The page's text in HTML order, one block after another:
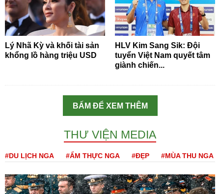
Lý Nhã Kỳ và khối tài sản
khổng lồ hàng triệu USD
HLV Kim Sang Sik: Đội
tuyển Việt Nam quyết tâm
giành chiến...
BẤM ĐỂ XEM THÊM
THƯ VIỆN MEDIA
#DU LỊCH NGA #ẨM THỰC NGA #ĐẸP #MÙA THU NGA